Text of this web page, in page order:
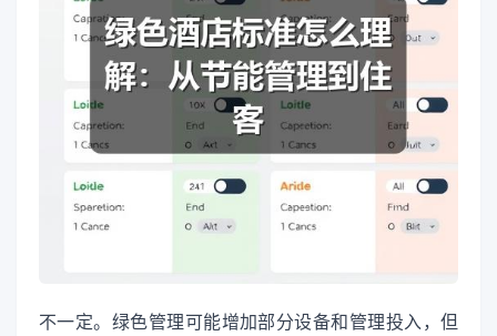
不一定。绿色管理可能增加部分设备和管理投入，但